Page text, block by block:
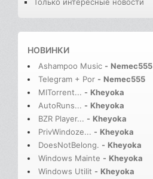
Только интересные новости
НОВИНКИ
Ashampoo Music - Nemec555
Telegram + Por - Nemec555
MITorrent... - Kheyoka
AutoRuns... - Kheyoka
BZR Player... - Kheyoka
PrivWindoze... - Kheyoka
DoesNotBelong. - Kheyoka
Windows Mainte - Kheyoka
Windows Utilit - Kheyoka